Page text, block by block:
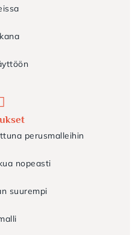
perusmalleihin
nopeasti
suurempi